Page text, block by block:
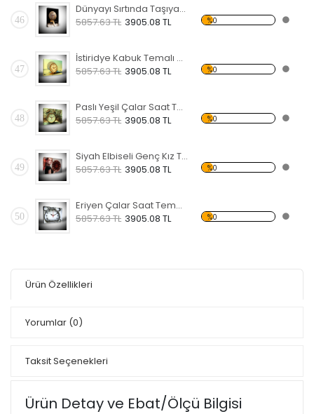
46
Dünyayı Sırtında Taşıyan Atlas Temalı Kanvas Saat
5857.63 TL 3905.08 TL %0
47
İstiridye Kabuk Temalı Kanvas Saat
5857.63 TL 3905.08 TL %0
48
Paslı Yeşil Çalar Saat Temalı Kanvas Saat
5857.63 TL 3905.08 TL %0
49
Siyah Elbiseli Genç Kız Temalı Kanvas Saat
5857.63 TL 3905.08 TL %0
50
Eriyen Çalar Saat Temalı Kanvas Saat
5857.63 TL 3905.08 TL %0
Ürün Özellikleri
Yorumlar (0)
Taksit Seçenekleri
Ürün Detay ve Ebat/Ölçü Bilgisi